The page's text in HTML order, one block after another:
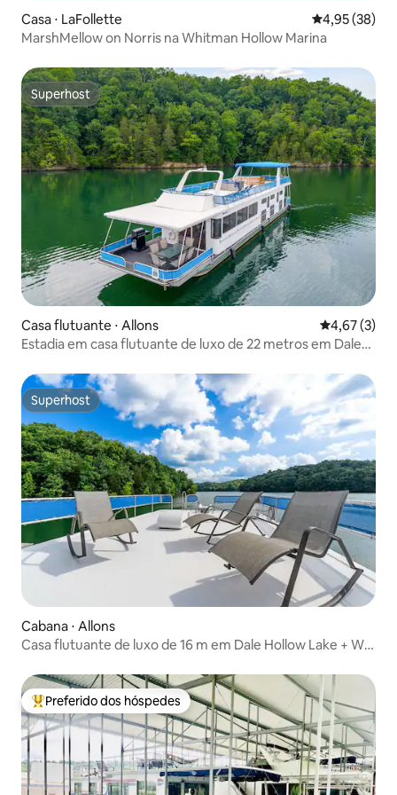
Casa ⋅ LaFollette 4,95 de uma
4,95 (38)
MarshMellow on Norris na Whitman Hollow Marina
Superhost
Superhost
Casa flutuante ⋅ Allons 4,67 de
4,67 (3)
Estadia em casa flutuante de luxo de 22 metros em Dale
Superhost
Superhost
Cabana ⋅ Allons
Casa flutuante de luxo de 16 m em Dale Hollow Lake + Wi-
Entre os melhores preferidos dos hóspedes
Preferido dos hóspedes